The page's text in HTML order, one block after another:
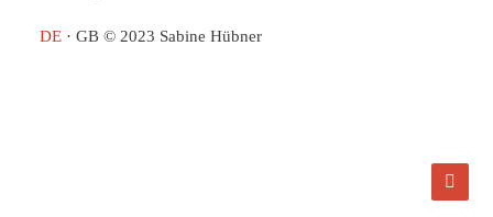
DE · GB © 2023 Sabine Hübner